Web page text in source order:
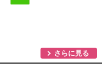
さらに見る